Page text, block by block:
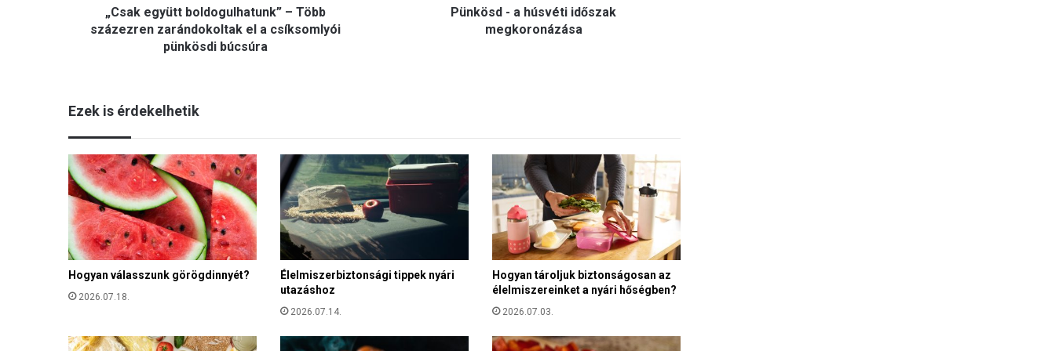
o
h
a
u
k
”
–
b
„Csak együtt boldogulhatunk” – Több
százezren zarándokoltak el a csíksomlyói
pünkösdi búcsúra
ő
s
z
a
k
e
g
Pünkösd - a húsvéti időszak
megkoronázása
Ezek is érdekelhetik
Hogyan válasszunk görögdinnyét?
2026.07.18.
Élelmiszerbiztonsági tippek nyári
utazáshoz
2026.07.14.
Hogyan tároljuk biztonságosan az
élelmiszereinket a nyári hőségben?
2026.07.03.